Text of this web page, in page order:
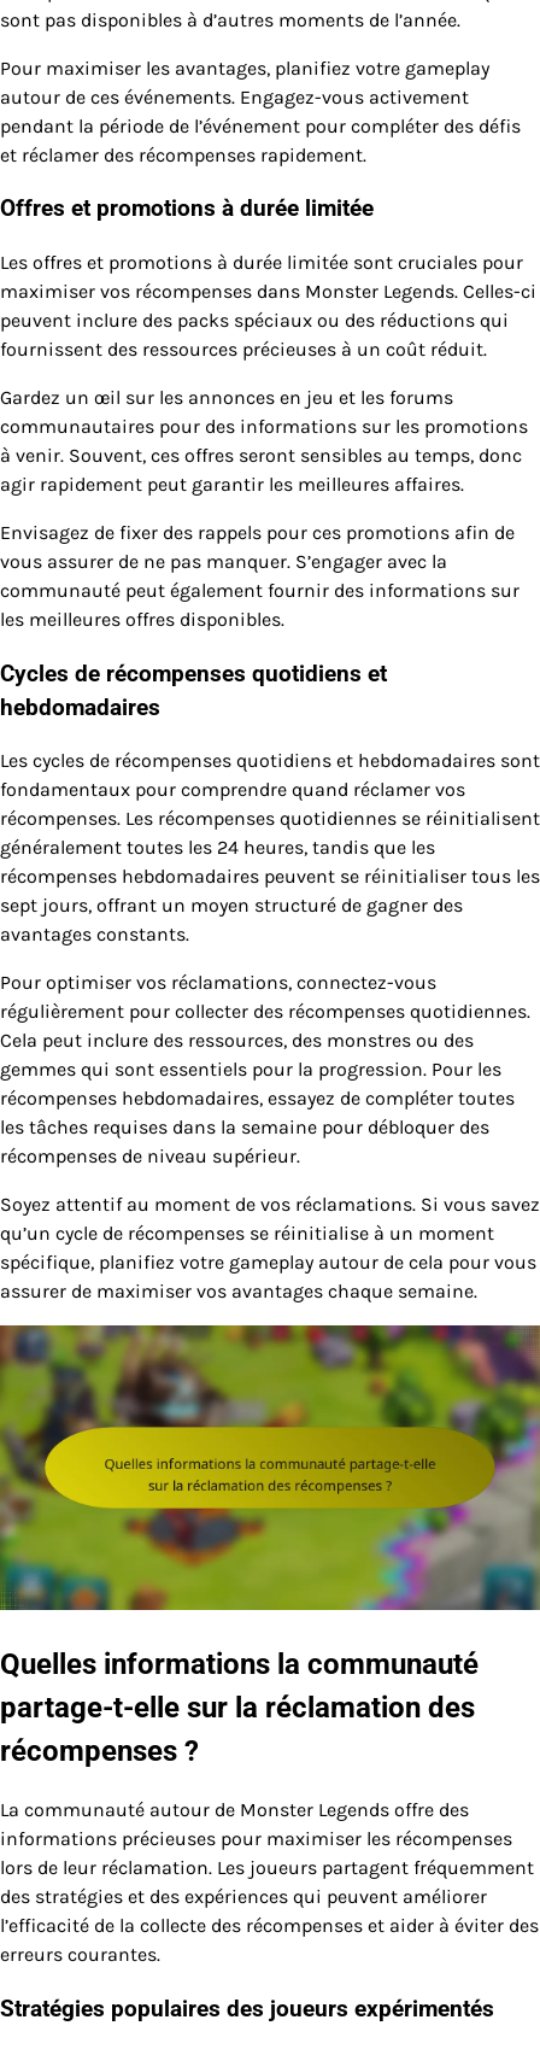
sont pas disponibles à d’autres moments de l’année.
Pour maximiser les avantages, planifiez votre gameplay
autour de ces événements. Engagez-vous activement
pendant la période de l’événement pour compléter des défis
et réclamer des récompenses rapidement.
Offres et promotions à durée limitée
Les offres et promotions à durée limitée sont cruciales pour
maximiser vos récompenses dans Monster Legends. Celles-ci
peuvent inclure des packs spéciaux ou des réductions qui
fournissent des ressources précieuses à un coût réduit.
Gardez un œil sur les annonces en jeu et les forums
communautaires pour des informations sur les promotions
à venir. Souvent, ces offres seront sensibles au temps, donc
agir rapidement peut garantir les meilleures affaires.
Envisagez de fixer des rappels pour ces promotions afin de
vous assurer de ne pas manquer. S’engager avec la
communauté peut également fournir des informations sur
les meilleures offres disponibles.
Cycles de récompenses quotidiens et
hebdomadaires
Les cycles de récompenses quotidiens et hebdomadaires sont
fondamentaux pour comprendre quand réclamer vos
récompenses. Les récompenses quotidiennes se réinitialisent
généralement toutes les 24 heures, tandis que les
récompenses hebdomadaires peuvent se réinitialiser tous les
sept jours, offrant un moyen structuré de gagner des
avantages constants.
Pour optimiser vos réclamations, connectez-vous
régulièrement pour collecter des récompenses quotidiennes.
Cela peut inclure des ressources, des monstres ou des
gemmes qui sont essentiels pour la progression. Pour les
récompenses hebdomadaires, essayez de compléter toutes
les tâches requises dans la semaine pour débloquer des
récompenses de niveau supérieur.
Soyez attentif au moment de vos réclamations. Si vous savez
qu’un cycle de récompenses se réinitialise à un moment
spécifique, planifiez votre gameplay autour de cela pour vous
assurer de maximiser vos avantages chaque semaine.
Quelles informations la communauté
partage-t-elle sur la réclamation des
récompenses ?
La communauté autour de Monster Legends offre des
informations précieuses pour maximiser les récompenses
lors de leur réclamation. Les joueurs partagent fréquemment
des stratégies et des expériences qui peuvent améliorer
l’efficacité de la collecte des récompenses et aider à éviter des
erreurs courantes.
Stratégies populaires des joueurs expérimentés